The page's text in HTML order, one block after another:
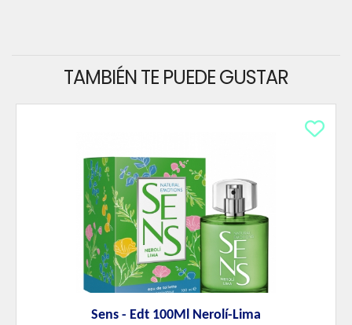
TAMBIÉN TE PUEDE GUSTAR
Sens - Edt 100Ml Nerolí-Lima